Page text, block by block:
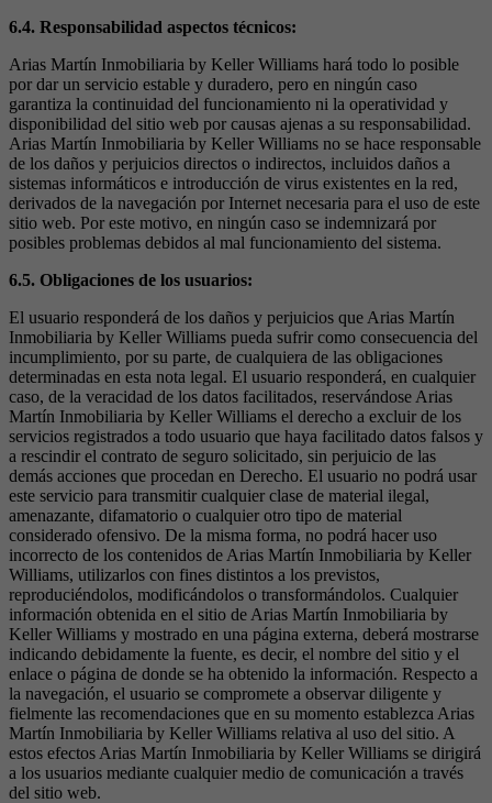
6.4. Responsabilidad aspectos técnicos:
Arias Martín Inmobiliaria by Keller Williams hará todo lo posible
por dar un servicio estable y duradero, pero en ningún caso
garantiza la continuidad del funcionamiento ni la operatividad y
disponibilidad del sitio web por causas ajenas a su responsabilidad.
Arias Martín Inmobiliaria by Keller Williams no se hace responsable
de los daños y perjuicios directos o indirectos, incluidos daños a
sistemas informáticos e introducción de virus existentes en la red,
derivados de la navegación por Internet necesaria para el uso de este
sitio web. Por este motivo, en ningún caso se indemnizará por
posibles problemas debidos al mal funcionamiento del sistema.
6.5. Obligaciones de los usuarios:
El usuario responderá de los daños y perjuicios que Arias Martín
Inmobiliaria by Keller Williams pueda sufrir como consecuencia del
incumplimiento, por su parte, de cualquiera de las obligaciones
determinadas en esta nota legal. El usuario responderá, en cualquier
caso, de la veracidad de los datos facilitados, reservándose Arias
Martín Inmobiliaria by Keller Williams el derecho a excluir de los
servicios registrados a todo usuario que haya facilitado datos falsos y
a rescindir el contrato de seguro solicitado, sin perjuicio de las
demás acciones que procedan en Derecho. El usuario no podrá usar
este servicio para transmitir cualquier clase de material ilegal,
amenazante, difamatorio o cualquier otro tipo de material
considerado ofensivo. De la misma forma, no podrá hacer uso
incorrecto de los contenidos de Arias Martín Inmobiliaria by Keller
Williams, utilizarlos con fines distintos a los previstos,
reproduciéndolos, modificándolos o transformándolos. Cualquier
información obtenida en el sitio de Arias Martín Inmobiliaria by
Keller Williams y mostrado en una página externa, deberá mostrarse
indicando debidamente la fuente, es decir, el nombre del sitio y el
enlace o página de donde se ha obtenido la información. Respecto a
la navegación, el usuario se compromete a observar diligente y
fielmente las recomendaciones que en su momento establezca Arias
Martín Inmobiliaria by Keller Williams relativa al uso del sitio. A
estos efectos Arias Martín Inmobiliaria by Keller Williams se dirigirá
a los usuarios mediante cualquier medio de comunicación a través
del sitio web.